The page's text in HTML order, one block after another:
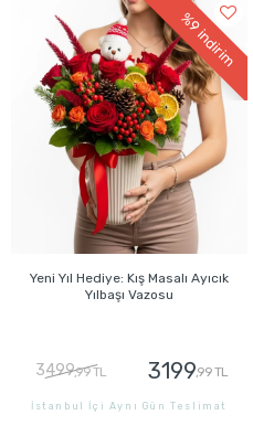
%9
indirim
Yeni Yıl Hediye: Kış Masalı Ayıcık
Yılbaşı Vazosu
3499,99 TL 3199,99 TL
İstanbul İçi Aynı Gün Teslimat